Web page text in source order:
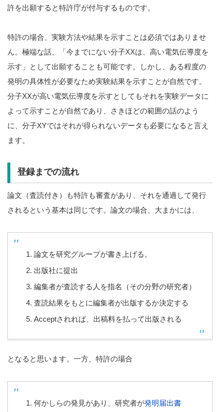
許を出願すると特許庁が付与するものです。
特許の場合、実験方法や結果を示すことは必須ではありませ
ん。極端な話、「今までにない分子XXは、高い電気伝導度を
示す」として出願することも可能です。しかし、ある程度の
発明の具体性が必要なため実験結果を示すことが自然です。
分子XXが高い電気伝導度を示すとしてもそれを実験データに
よって示すことが自然であり、さきほどの範囲の話のよう
に、分子XYではそれが得られないデータも必要になると言え
ます。
登録までの流れ
論文（査読付き）も特許も審査があり、それを通過して発行
されるという基本は同じです。論文の場合、大まかには、
論文を研究グループが書き上げる。
出版社に提出
編集者が査読する人を指名（その分野の研究者）
査読結果をもとに編集者が出版するか決定する
Acceptされれば、出稿料を払って出版される
となると思います。一方、特許の場合
何かしらの発見があり、研究者が発明届出書